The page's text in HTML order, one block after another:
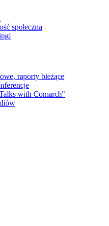
społeczna
raporty bieżące
with Comarch"